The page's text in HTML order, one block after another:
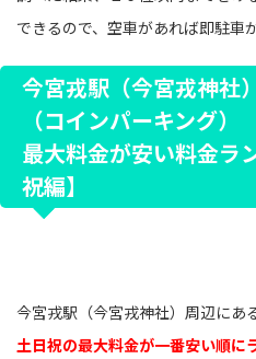
できるので、空車があれば即駐車
今宮戎駅（今宮戎神社
（コインパーキング）
最大料金が安い料金ラ
祝編】
今宮戎駅（今宮戎神社）周辺にあ
土日祝の最大料金が一番安い順に